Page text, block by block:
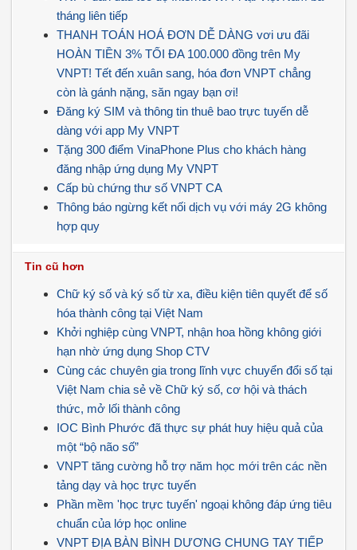
tháng liên tiếp
THANH TOÁN HOÁ ĐƠN DỄ DÀNG vơi ưu đãi
HOÀN TIỀN 3% TỐI ĐA 100.000 đồng trên My
VNPT! Tết đến xuân sang, hóa đơn VNPT chẳng
còn là gánh nặng, săn ngay bạn ơi!
Đăng ký SIM và thông tin thuê bao trực tuyến dễ
dàng với app My VNPT
Tặng 300 điểm VinaPhone Plus cho khách hàng
đăng nhập ứng dụng My VNPT
Cấp bù chứng thư số VNPT CA
Thông báo ngừng kết nối dịch vụ với máy 2G không
hợp quy
Tin cũ hơn
Chữ ký số và ký số từ xa, điều kiện tiên quyết để số
hóa thành công tại Việt Nam
Khởi nghiệp cùng VNPT, nhận hoa hồng không giới
hạn nhờ ứng dụng Shop CTV
Cùng các chuyên gia trong lĩnh vực chuyển đổi số tại
Việt Nam chia sẻ về Chữ ký số, cơ hội và thách
thức, mở lối thành công
IOC Bình Phước đã thực sự phát huy hiệu quả của
một “bộ não số”
VNPT tăng cường hỗ trợ năm học mới trên các nền
tảng dạy và học trực tuyến
Phần mềm 'học trực tuyến' ngoại không đáp ứng tiêu
chuẩn của lớp học online
VNPT ĐỊA BÀN BÌNH DƯƠNG CHUNG TAY TIẾP